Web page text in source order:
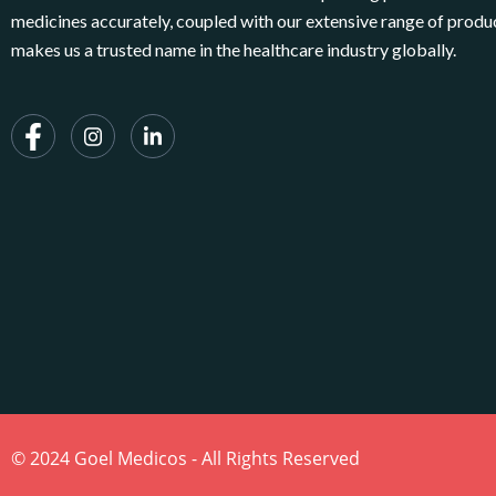
medicines accurately, coupled with our extensive range of
makes us a trusted name in the healthcare industry globally.
© 2024 Goel Medicos - All Rights Reserved